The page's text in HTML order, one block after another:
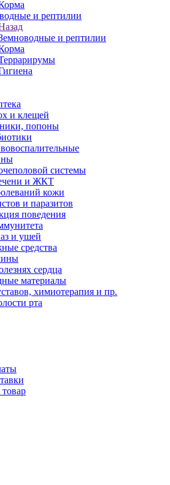
и рептилии
и рептилии
и клещей
попоны
системы
и ЖКТ
кожи
и паразитов
поведения
и ушей
средства
сердца
материалы
химиотерапия и пр.
рта